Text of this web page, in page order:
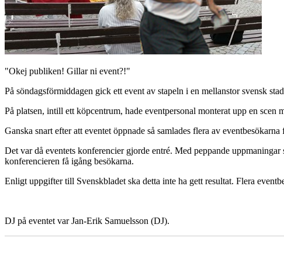
"Okej publiken! Gillar ni event?!"
På söndagsförmiddagen gick ett event av stapeln i en mellanstor svensk
På platsen, intill ett köpcentrum, hade eventpersonal monterat upp en
Ganska snart efter att eventet öppnade så samlades flera av eventbesökarna
Det var då eventets konferencier gjorde entré. Med peppande
konferencieren få igång besökarna.
Enligt uppgifter till Svenskbladet ska detta inte ha gett resultat. Flera
DJ på eventet var Jan-Erik Samuelsson (DJ).